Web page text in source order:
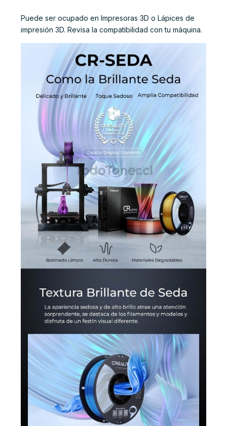
Puede ser ocupado en Impresoras 3D o Lápices de
impresión 3D. Revisa la compatibilidad con tu máquina.